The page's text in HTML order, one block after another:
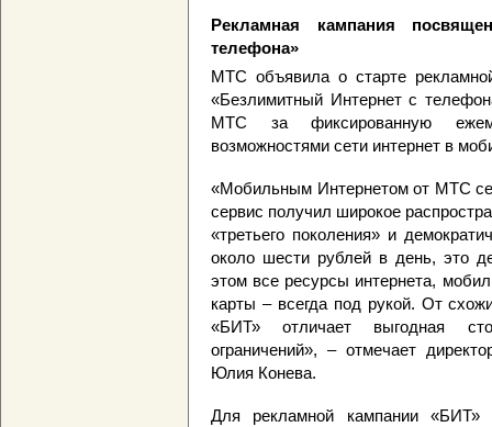
Рекламная кампания
телефона»
МТС объявила о старте
«Безлимитный Интернет с
МТС за фиксированную
возможностями сети интернет в
«Мобильным Интернетом от МТС
сервис получил широкое
«третьего поколения» и
около шести рублей в день, это
этом все ресурсы интернета,
карты – всегда под рукой. От
«БИТ» отличает выгодная
ограничений», – отмечает
Юлия Конева.
Для рекламной кампании «БИТ»